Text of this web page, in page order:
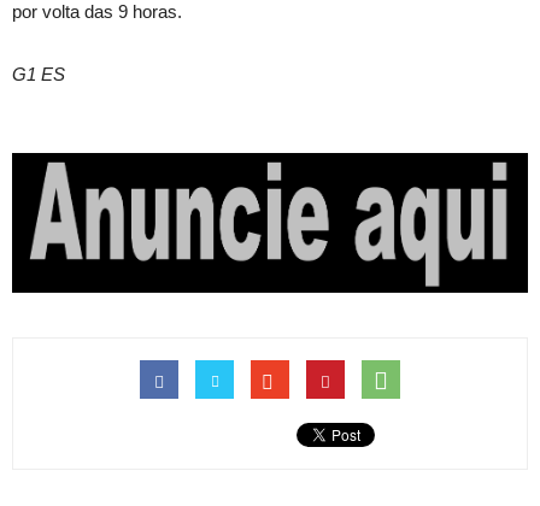
por volta das 9 horas.
G1 ES